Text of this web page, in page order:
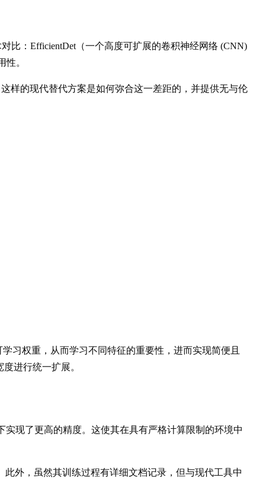
比：EfficientDet（一个高度可扩展的卷积神经网络 (CNN)
性。
这样的现代替代方案是如何弥合这一差距的，并提供无与伦
习权重，从而学习不同特征的重要性，进而实现简便且
进行统一扩展。
实现了更高的精度。这使其在具有严格计算限制的环境中
外，虽然其训练过程有详细文档记录，但与现代工具中